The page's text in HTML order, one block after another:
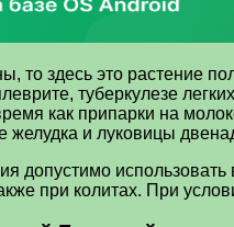
то здесь это растение
туберкулезе
как припарки на
желудка и луковицы
допустимо
при колитах. При